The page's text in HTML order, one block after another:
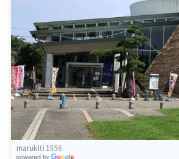
marukiti 1956